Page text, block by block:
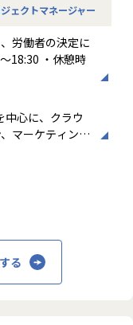
数・求人数指数
するサービス
るソリューショ
ビジネスプラッ
はぐ」
」
よび品質・収益管
、提案活動や新
のリード
ューション展開
能追加・業務効
ェクトマネージャー
労働者の決定に
均20時間）
中心に、クラウ
マーケティング
います。AIを活
ー体験の最適
います
性とチャレン
る